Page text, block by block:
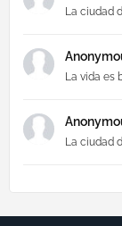
La ciudad
La vida es
La ciudad